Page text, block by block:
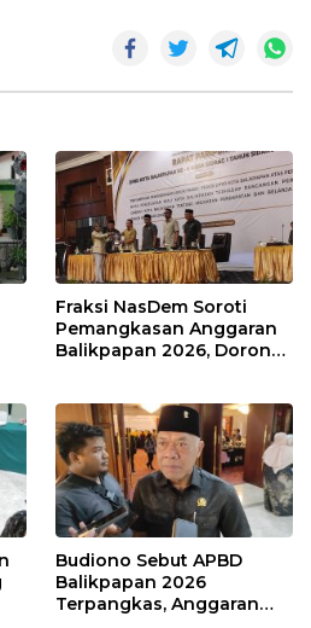
Fraksi NasDem Soroti
Pemangkasan Anggaran
Balikpapan 2026, Dorong
Budiono Sebut APBD
Balikpapan 2026
Terpangkas, Anggaran